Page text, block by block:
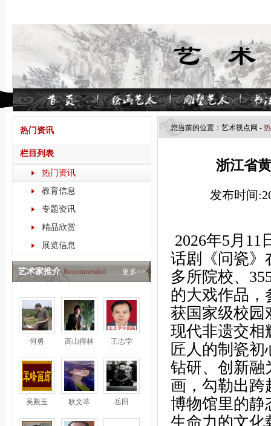
热门资讯
栏目列表
热门资讯
教育信息
专题资讯
精品欣赏
展览信息
艺术家推介 Recommended 更多>>
何勇 高山得林 王志学
吴殿玉 耿文萃 岳田
您当前的位置： 艺术视点​网 -
浙江省
发布时间
2026年5月
话剧《问瓷》
多所院校、
的大戏作品，
获国家级校园
现代非遗交相
匠人的制瓷
钻研、创新融
画，勾勒出跨
博物馆里的静
生命力的文化